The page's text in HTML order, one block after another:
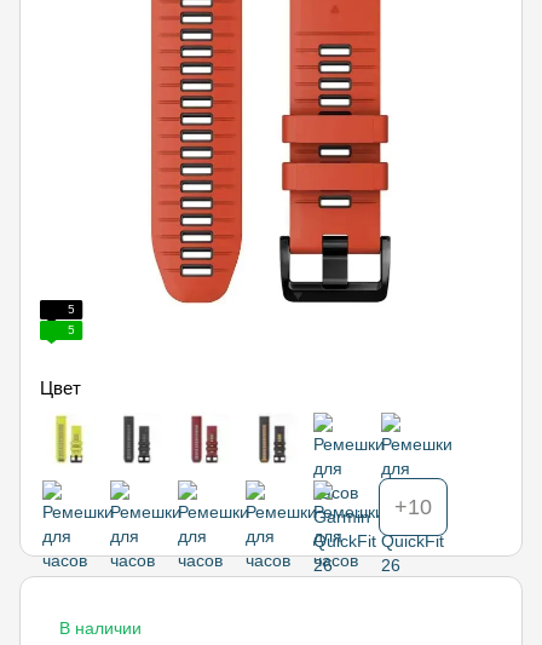
5
5
Цвет
+10
В наличии